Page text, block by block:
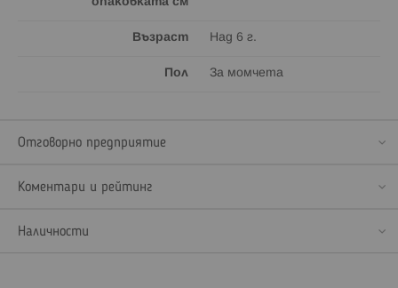
Възраст Над 6 г.
Пол За момчета
Отговорно предприятие
Коментари и рейтинг
Наличности